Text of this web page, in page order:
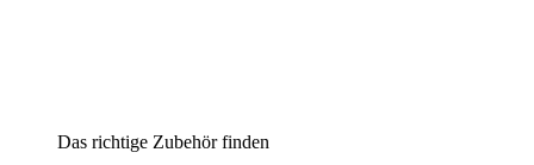
Das richtige Zubehör finden